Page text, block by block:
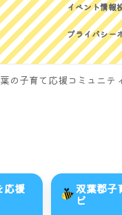
イベント情報
プライバシー
の子育て応援コミュニ
応援 双葉郡子
ビ